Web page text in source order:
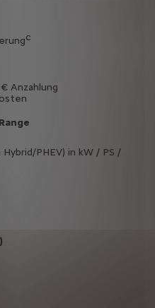
c
Anzahlung
PHEV) in kW / PS /